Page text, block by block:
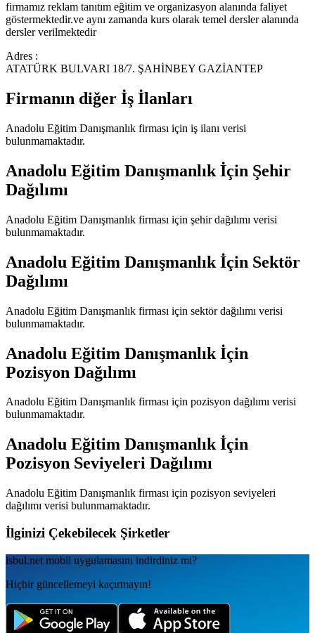
firmamız reklam tanıtım eğitim ve organizasyon alanında faliyet
göstermektedir.ve aynı zamanda kurs olarak temel dersler alanında
dersler verilmektedir
Adres :
ATATÜRK BULVARI 18/7. ŞAHİNBEY GAZİANTEP
Firmanın diğer İş İlanları
Anadolu Eğitim Danışmanlık firması için iş ilanı verisi
bulunmamaktadır.
Anadolu Eğitim Danışmanlık İçin Şehir
Dağılımı
Anadolu Eğitim Danışmanlık firması için şehir dağılımı verisi
bulunmamaktadır.
Anadolu Eğitim Danışmanlık İçin Sektör
Dağılımı
Anadolu Eğitim Danışmanlık firması için sektör dağılımı verisi
bulunmamaktadır.
Anadolu Eğitim Danışmanlık İçin
Pozisyon Dağılımı
Anadolu Eğitim Danışmanlık firması için pozisyon dağılımı verisi
bulunmamaktadır.
Anadolu Eğitim Danışmanlıkİçin
Pozisyon Seviyeleri Dağılımı
Anadolu Eğitim Danışmanlık firması için pozisyon seviyeleri
dağılımı verisi bulunmamaktadır.
İlginizi Çekebilecek Şirketler
isbul.net mobil uygulamаsını indirdiniz mi?
Hiçbir güncellemeyi kaçırmayın!